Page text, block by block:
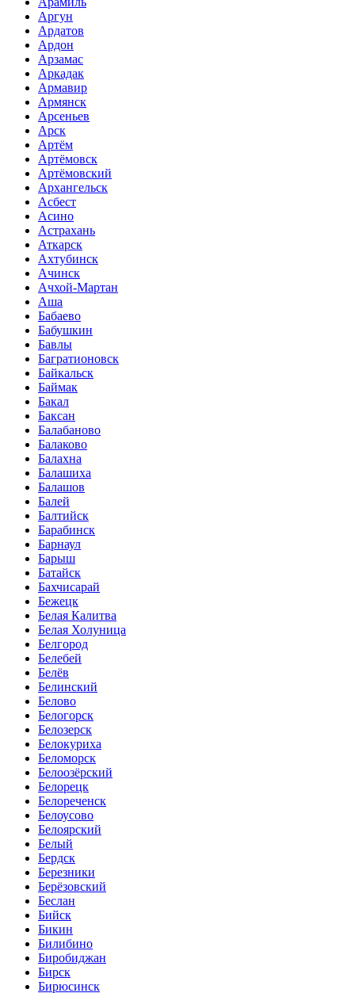
Аргун
Ардатов
Ардон
Арзамас
Аркадак
Армавир
Армянск
Арсеньев
Арск
Артём
Артёмовск
Артёмовский
Архангельск
Асбест
Асино
Астрахань
Аткарск
Ахтубинск
Ачинск
Ачхой-Мартан
Аша
Бабаево
Бабушкин
Бавлы
Багратионовск
Байкальск
Баймак
Бакал
Баксан
Балабаново
Балаково
Балахна
Балашиха
Балашов
Балей
Балтийск
Барабинск
Барнаул
Барыш
Батайск
Бахчисарай
Бежецк
Белая Калитва
Белая Холуница
Белгород
Белебей
Белёв
Белинский
Белово
Белогорск
Белозерск
Белокуриха
Беломорск
Белоозёрский
Белорецк
Белореченск
Белоусово
Белоярский
Белый
Бердск
Березники
Берёзовский
Беслан
Бийск
Бикин
Билибино
Биробиджан
Бирск
Бирюсинск